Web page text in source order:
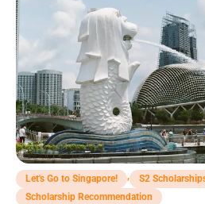
Let's Go to Singapore! , S2
Scholarship Recommendation